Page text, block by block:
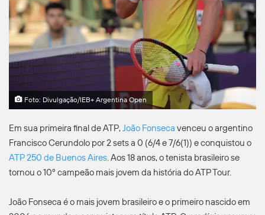
Foto: Divulgação/IEB+ Argentina Open
Em sua primeira final de ATP,João Fonseca venceu o argentino
Francisco Cerundolo por 2 sets a 0 (6/4 e 7/6(1)) e conquistou o
ATP 250 de Buenos Aires. Aos 18 anos, o tenista brasileiro se
tornou o 10º campeão mais jovem da história do ATP Tour.
João Fonseca é o mais jovem brasileiro e o primeiro nascido em